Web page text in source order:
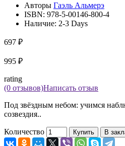
Авторы Гаэль Альмерэ
ISBN: 978-5-00146-800-4
Наличие: 2-3 Days
697 ₽
995 ₽
rating
(0 отзывов)Написать отзыв
Под звёздным небом: учимся
созвездия..
Количество Купить В